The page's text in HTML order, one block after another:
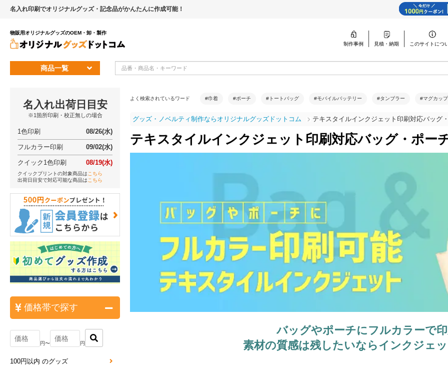
名入れ印刷でオリジナルグッズ・記念品がかんたんに作成可能！
物販用オリジナルグッズのOEM・卸・製作
制作事例
見積・納期 このサイトにつ
商品一覧
よく検索されているワード #巾着 #ポーチ #トートバッグ #モバイルバッテリー #タンブラー #マグカップ
グッズ・ノベルティ制作ならオリジナルグッズドットコム テキスタイルインクジェット印刷対応バッグ
テキスタイルインクジェット印刷対応バッグ・ポー
バッグやポーチにフルカラーで
素材の質感は残したいならインクジェ
名入れ出荷日目安
※1箇所印刷・校正無しの場合
1色印刷 08/26(水)
フルカラー印刷 09/02(水)
クイック1色印刷 08/19(水)
クイックプリントの対象商品は こちら
出荷日目安で対応可能な商品は こちら
価格帯で探す
円〜 円
100円以内 のグッズ